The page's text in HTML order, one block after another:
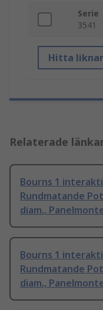
Serie
3541
Hitta
Relaterade
Bourns 1
Rundmatande
diam.,
Bourns 1
Rundmatande
diam.,